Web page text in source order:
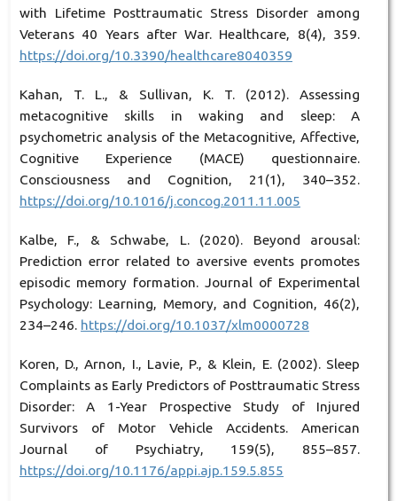
with Lifetime Posttraumatic Stress Disorder among
Veterans 40 Years after War. Healthcare, 8(4), 359.
https://doi.org/10.3390/healthcare8040359
Kahan, T. L., & Sullivan, K. T. (2012). Assessing
metacognitive skills in waking and sleep: A
psychometric analysis of the Metacognitive, Affective,
Cognitive Experience (MACE) questionnaire.
Consciousness and Cognition, 21(1), 340–352.
https://doi.org/10.1016/j.concog.2011.11.005
Kalbe, F., & Schwabe, L. (2020). Beyond arousal:
Prediction error related to aversive events promotes
episodic memory formation. Journal of Experimental
Psychology: Learning, Memory, and Cognition, 46(2),
234–246. https://doi.org/10.1037/xlm0000728
Koren, D., Arnon, I., Lavie, P., & Klein, E. (2002). Sleep
Complaints as Early Predictors of Posttraumatic Stress
Disorder: A 1-Year Prospective Study of Injured
Survivors of Motor Vehicle Accidents. American
Journal of Psychiatry, 159(5), 855–857.
https://doi.org/10.1176/appi.ajp.159.5.855